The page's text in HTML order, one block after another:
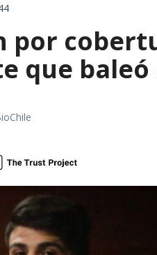
por
que baleó